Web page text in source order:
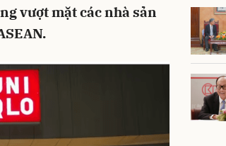
vượt mặt các nhà sản